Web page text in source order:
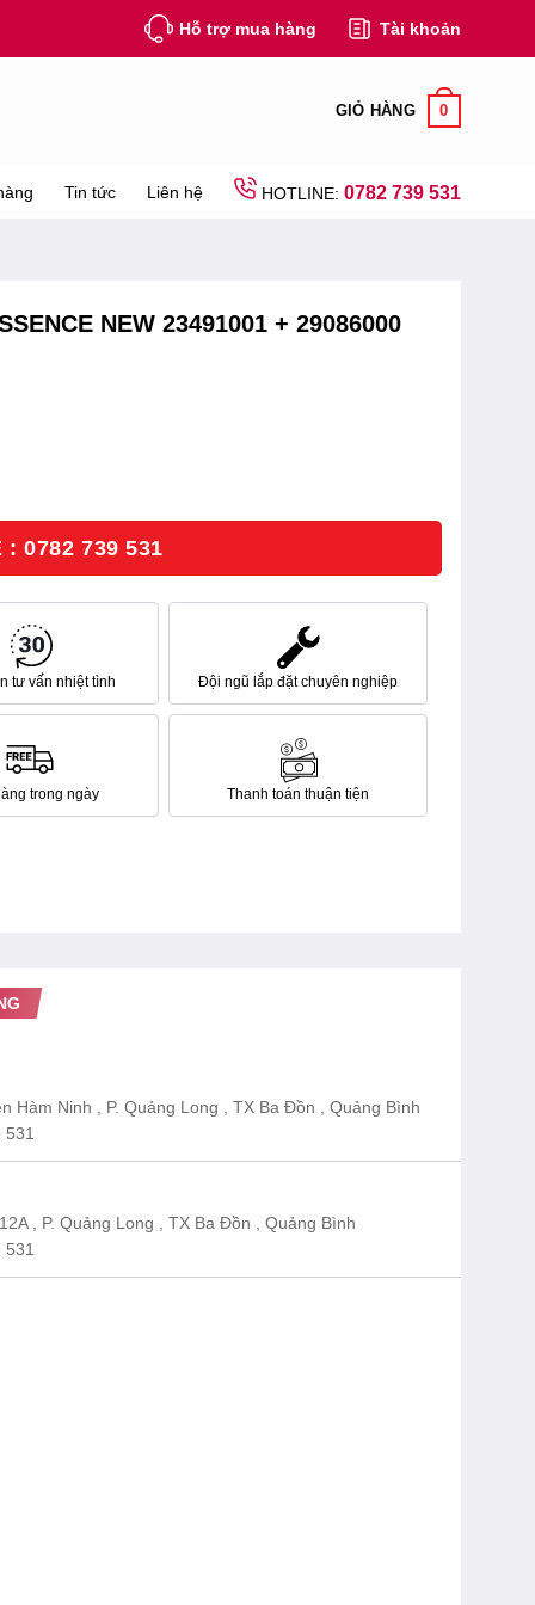
Hỗ trợ mua hàng Tài khoản
GIỎ HÀNG 0
Tin tức Liên hệ HOTLINE: 0782 739 531
NEW 23491001 + 29086000
: 0782 739 531
tư vấn nhiệt tình Đội ngũ lắp đặt chuyên nghiệp
trong ngày Thanh toán thuận tiện
Hàm Ninh , P. Quảng Long , TX Ba Đồn , Quảng Bình
531
, P. Quảng Long , TX Ba Đồn , Quảng Bình
531